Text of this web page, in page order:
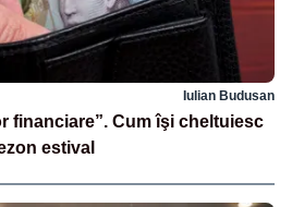
Iulian Budusan
financiare”. Cum îşi cheltuiesc
estival